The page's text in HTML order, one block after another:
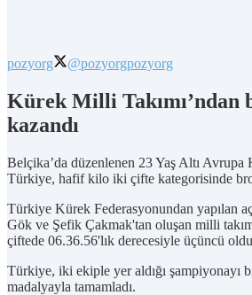
pozyorg @pozyorgpozyorg
Kürek Milli Takımı’ndan
kazandı
Belçika’da düzenlenen 23 Yaş Altı Avrupa
Türkiye, hafif kilo iki çifte kategorisinde
Türkiye Kürek Federasyonundan yapılan
Gök ve Şefik Çakmak'tan oluşan milli
çiftede 06.36.56'lık derecesiyle üçüncü
Türkiye, iki ekiple yer aldığı şampiyonayı
madalyayla tamamladı.